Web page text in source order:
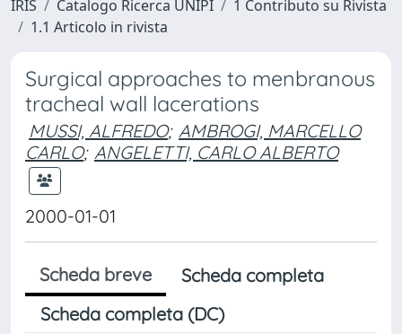
IRIS Catalogo Ricerca UNIPI
1 Contributo su Rivista
1.1 Articolo in rivista
Surgical approaches to menbranous
tracheal wall lacerations
MUSSI, ALFREDO; AMBROGI, MARCELLO
CARLO; ANGELETTI, CARLO ALBERTO
2000-01-01
Scheda breve
Scheda completa
Scheda completa (DC)